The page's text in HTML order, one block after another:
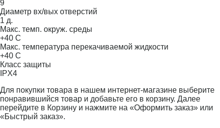
9
Диаметр вх/вых отверстий
1 д.
Макс. темп. окруж. среды
+40 С
Макс. температура перекачиваемой жидкости
+40 С
Класс защиты
IPX4
Для покупки товара в нашем интернет-магазине выберите
понравившийся товар и добавьте его в корзину. Далее
перейдите в Корзину и нажмите на «Оформить заказ» или
«Быстрый заказ».